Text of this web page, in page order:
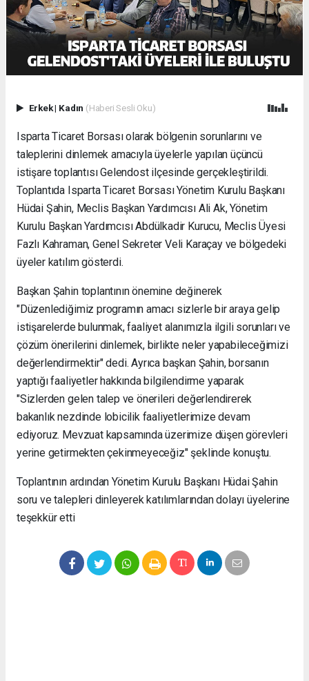
Erkek| Kadın (Haberi Sesli Oku)
Isparta Ticaret Borsası olarak bölgenin sorunlarını ve
taleplerini dinlemek amacıyla üyelerle yapılan üçüncü
istişare toplantısı Gelendost ilçesinde gerçekleştirildi.
Toplantıda Isparta Ticaret Borsası Yönetim Kurulu Başkanı
Hüdai Şahin, Meclis Başkan Yardımcısı Ali Ak, Yönetim
Kurulu Başkan Yardımcısı Abdülkadir Kurucu, Meclis Üyesi
Fazlı Kahraman, Genel Sekreter Veli Karaçay ve bölgedeki
üyeler katılım gösterdi.
Başkan Şahin toplantının önemine değinerek
"Düzenlediğimiz programın amacı sizlerle bir araya gelip
istişarelerde bulunmak, faaliyet alanımızla ilgili sorunları ve
çözüm önerilerini dinlemek, birlikte neler yapabileceğimizi
değerlendirmektir" dedi. Ayrıca başkan Şahin, borsanın
yaptığı faaliyetler hakkında bilgilendirme yaparak
"Sizlerden gelen talep ve önerileri değerlendirerek
bakanlık nezdinde lobicilik faaliyetlerimize devam
ediyoruz. Mevzuat kapsamında üzerimize düşen görevleri
yerine getirmekten çekinmeyeceğiz" şeklinde konuştu.
Toplantının ardından Yönetim Kurulu Başkanı Hüdai Şahin
soru ve talepleri dinleyerek katılımlarından dolayı üyelerine
teşekkür etti